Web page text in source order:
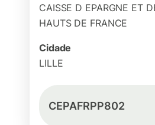
CAISSE D EPARGNE ET
HAUTS DE FRANCE
Cidade
LILLE
CEPAFRPP802